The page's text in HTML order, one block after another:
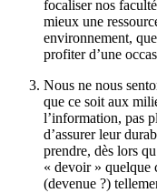
focaliser nos
mieux une
environnement,
profiter d’une
Nous ne nous
que ce soit aux
l’information, pas
d’assurer leur
prendre, dès lors
« devoir » quelque
(devenue ?)